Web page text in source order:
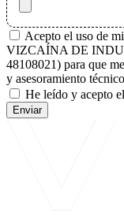
Acepto el uso de
VIZCAÍNA DE
48108021) para que
y asesoramiento
He leído y acepto el
Enviar